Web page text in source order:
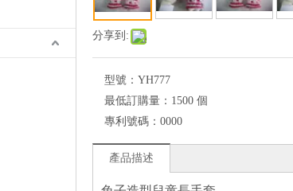
分享到:
型號： YH777
最低訂購量： 1500 個
專利號碼： 0000
產品描述